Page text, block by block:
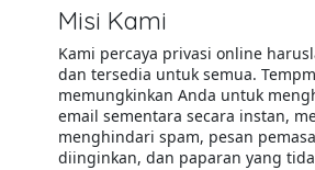
Misi Kami
Kami percaya privasi online
dan tersedia untuk semua.
memungkinkan Anda untuk
email sementara secara instan,
menghindari spam, pesan
diinginkan, dan paparan yang